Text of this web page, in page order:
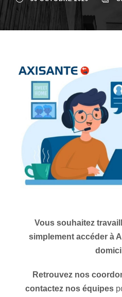
Vous souhaitez
simplement accéder à
Retrouvez nos
contactez nos équipes